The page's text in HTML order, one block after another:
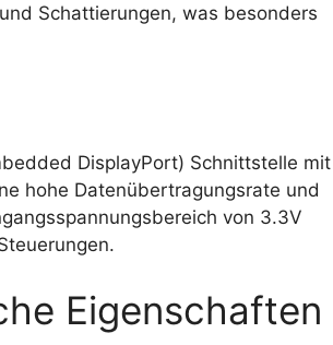
Schattierungen, was besonders
DisplayPort) Schnittstelle mit
hohe Datenübertragungsrate und
von 3.3V
Eigenschaften